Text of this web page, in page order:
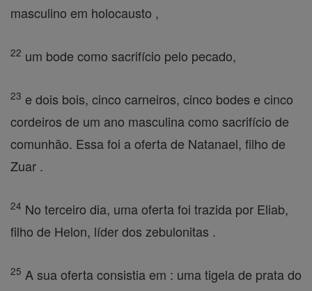
masculino em holocausto ,
22 um bode como sacrifício pelo pecado,
23 e dois bois, cinco carneiros, cinco bodes e cinco
cordeiros de um ano masculina como sacrifício de
comunhão. Essa foi a oferta de Natanael, filho de
Zuar .
24 No terceiro dia, uma oferta foi trazida por Eliab,
filho de Helon, líder dos zebulonitas .
25 A sua oferta consistia em : uma tigela de prata do